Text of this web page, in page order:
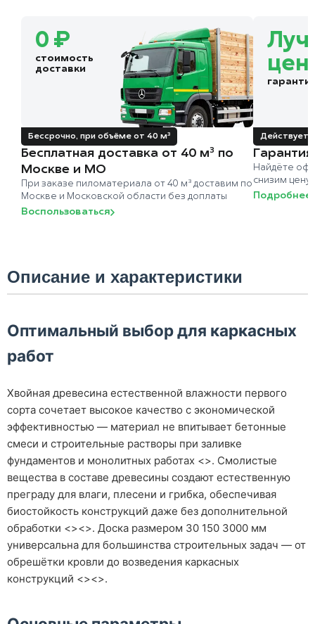
0 ₽
стоимость
доставки
Бессрочно, при объёме от 40 м³
Бесплатная доставка от 40 м³ по
Москве и МО
При заказе пиломатериала от 40 м³ доставим по
Москве и Московской области без доплаты
Воспользоваться
Действует
Найдёте
снизим
Подробнее
Описание и характеристики
Оптимальный выбор для каркасных
работ
Хвойная древесина естественной влажности первого
сорта сочетает высокое качество с экономической
эффективностью — материал не впитывает бетонные
смеси и строительные растворы при заливке
фундаментов и монолитных работах <>. Смолистые
вещества в составе древесины создают естественную
преграду для влаги, плесени и грибка, обеспечивая
биостойкость конструкций даже без дополнительной
обработки <><>. Доска размером 30 150 3000 мм
универсальна для большинства строительных задач — от
обрешётки кровли до возведения каркасных
конструкций <><>.